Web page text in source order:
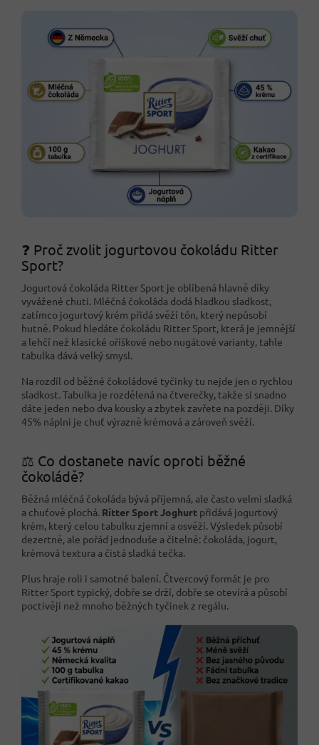
❓ Proč zvolit jogurtovou čokoládu Ritter
Sport?
Jogurtová čokoláda Ritter Sport je oblíbená hlavně díky
vyvážené chuti. Mléčná čokoláda dodá hladkou sladkost,
zatímco jogurtový krém přidá svěží tón, který nepůsobí
hutně. Pokud hledáte čokoládu Ritter Sport, která je jemnější
a lehčí než klasické oříškové nebo nugátové varianty, tahle
tabulka dává velký smysl.
Na rozdíl od běžné čokoládové tyčinky tu nejde jen o rychlou
sladkost. Tabulka je rozdělená na čtverečky, takže si snadno
dáte jeden nebo dva kousky a zbytek zavřete na později. Díky
45% náplni je chuť výrazně krémová a zároveň svěží.
⚖️ Co dostanete navíc oproti běžné
čokoládě?
Běžná mléčná čokoláda bývá příjemná, ale často velmi sladká
a chuťově plochá. Ritter Sport Joghurt přidává jogurtový
krém, který celou tabulku zjemní a osvěží. Výsledek působí
dezertně, ale pořád jednoduše a čitelně: čokoláda, jogurt,
krémová textura a čistá sladká tečka.
Plus hraje roli i samotné balení. Čtvercový formát je pro
Ritter Sport typický, dobře se drží, dobře se otevírá a působí
poctivěji než mnoho běžných tyčinek z regálu.